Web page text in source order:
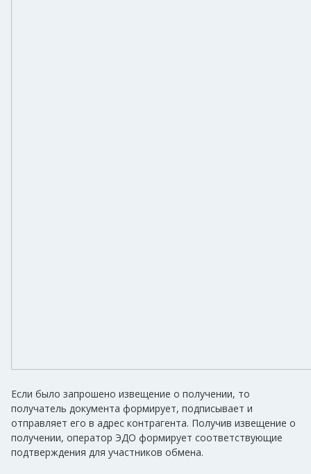
Если было запрошено извещение о получении, то
получатель документа формирует, подписывает и
отправляет его в адрес контрагента. Получив извещение о
получении, оператор ЭДО формирует соответствующие
подтверждения для участников обмена.